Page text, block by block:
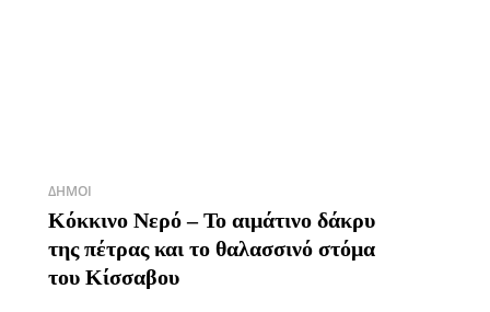
ΔΉΜΟΙ
Κόκκινο Νερό – Το αιμάτινο δάκρυ
της πέτρας και το θαλασσινό στόμα
του Κίσσαβου